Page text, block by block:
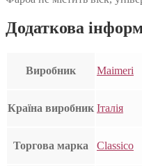
Додаткова
Виробник Maimeri
Країна виробник Італія
Торгова марка Classico